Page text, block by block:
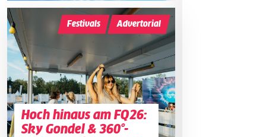
Hoch hinaus am FQ26:
Sky Gondel & 360°-
Festivals Advertorial